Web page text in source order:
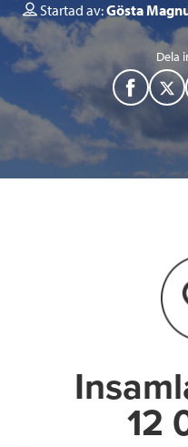
Startad av:Gösta
Dela
F
T
e
12